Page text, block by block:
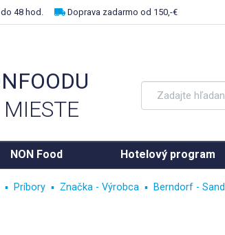
48 hod. Doprava zadarmo od 150,-€
NON Food Hotelový program
Príbory Značka - Výrobca Berndorf -